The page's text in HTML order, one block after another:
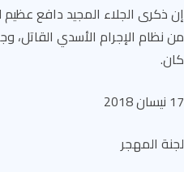
إن ذكرى الجلاء المجيد دافع
من نظام الإجرام الأسدي القاتل،
كان.
17 نيسان 2018
لجنة المهجر